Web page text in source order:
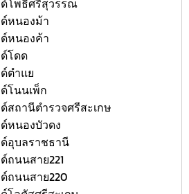
หนองม้า
หนองค้า
โดด
ตำแย
โนนเพ็ก
สถานีตำรวจศรีสะเกษ
หนองบัวดง
อุบลราชธานี
ถนนสาย221
ถนนสาย220